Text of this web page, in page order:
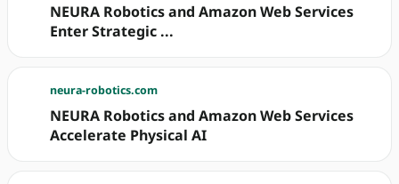
NEURA Robotics and Amazon Web Services
Enter Strategic ...
neura-robotics.com
NEURA Robotics and Amazon Web Services
Accelerate Physical AI